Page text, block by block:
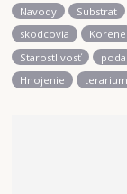
Navody Substrat
skodcovia
Korene
Starostlivosť
poda
Hnojenie
terarium